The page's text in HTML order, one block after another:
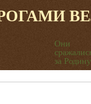
Они
за Родину